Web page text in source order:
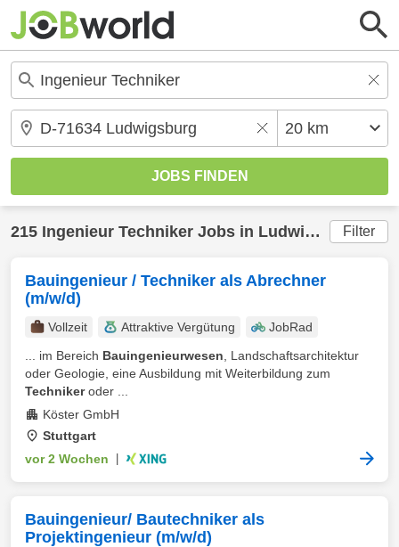
215 Ingenieur Techniker Jobs in Ludwigsburg (20
Filter
Bauingenieur / Techniker als Abrechner
(m/w/d)
Vollzeit Attraktive Vergütung
JobRad
... im Bereich Bauingenieurwesen , Landschaftsarchitektur
oder Geologie, eine Ausbildung mit Weiterbildung zum
Technikeroder ...
Köster GmbH
Stuttgart
vor 2 Wochen
Bauingenieur/ Bautechniker als
Projektingenieur (m/w/d)